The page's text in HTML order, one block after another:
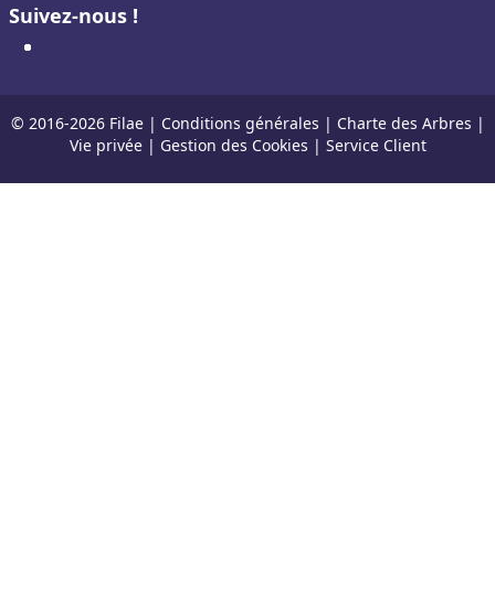
Suivez-nous !
© 2016-2026Filae | Conditions générales | Charte des Arbres |
Vie privée | Gestion des Cookies | Service Client